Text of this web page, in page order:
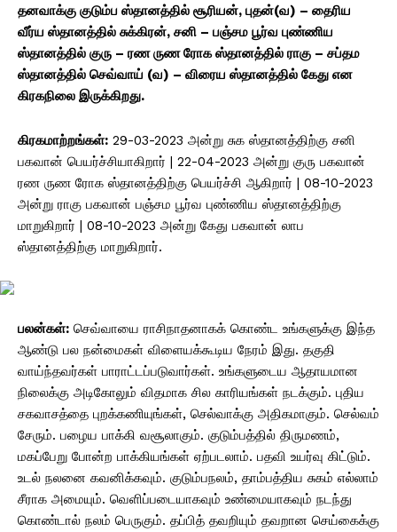
தனவாக்கு குடும்ப ஸ்தானத்தில் சூரியன், புதன்(வ) – தைரிய
வீர்ய ஸ்தானத்தில் சுக்கிரன், சனி – பஞ்சம பூர்வ புண்ணிய
ஸ்தானத்தில் குரு – ரண ருண ரோக ஸ்தானத்தில் ராகு – சப்தம
ஸ்தானத்தில் செவ்வாய் (வ) – விரைய ஸ்தானத்தில் கேது என
கிரகநிலை இருக்கிறது.
கிரகமாற்றங்கள்: 29-03-2023 அன்று சுக ஸ்தானத்திற்கு சனி
பகவான் பெயர்ச்சியாகிறார் | 22-04-2023 அன்று குரு பகவான்
ரண ருண ரோக ஸ்தானத்திற்கு பெயர்ச்சி ஆகிறார் | 08-10-2023
அன்று ராகு பகவான் பஞ்சம பூர்வ புண்ணிய ஸ்தானத்திற்கு
மாறுகிறார் | 08-10-2023 அன்று கேது பகவான் லாப
ஸ்தானத்திற்கு மாறுகிறார்.
பலன்கள்: செவ்வாயை ராசிநாதனாகக் கொண்ட உங்களுக்கு இந்த
ஆண்டு பல நன்மைகள் விளையக்கூடிய நேரம் இது. தகுதி
வாய்ந்தவர்கள் பாராட்டப்படுவார்கள். உங்களுடைய ஆதாயமான
நிலைக்கு அடிகோலும் விதமாக சில காரியங்கள் நடக்கும். புதிய
சகவாசத்தை புறக்கணியுங்கள், செல்வாக்கு அதிகமாகும். செல்வம்
சேரும். பழைய பாக்கி வசூலாகும். குடும்பத்தில் திருமணம்,
மகப்பேறு போன்ற பாக்கியங்கள் ஏற்படலாம். பதவி உயர்வு கிட்டும்.
உடல் நலனை கவனிக்கவும். குடும்பநலம், தாம்பத்திய சுகம் எல்லாம்
சீராக அமையும். வெளிப்படையாகவும் உண்மையாகவும் நடந்து
கொண்டால் நலம் பெருகும். தப்பித் தவறியும் தவறான செய்கைக்கு